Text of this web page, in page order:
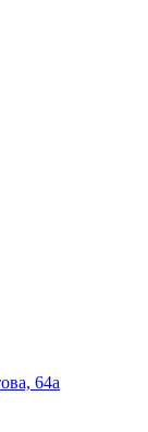
64а